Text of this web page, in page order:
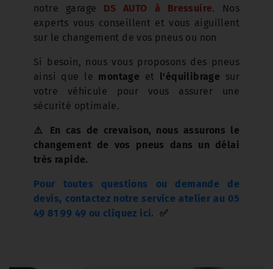
notre garage DS AUTO à Bressuire. Nos
experts vous conseillent et vous aiguillent
sur le changement de vos pneus ou non
Si besoin, nous vous proposons des pneus
ainsi que le montage et l'équilibrage sur
votre véhicule pour vous assurer une
sécurité optimale.
⚠️ En cas de crevaison, nous assurons le
changement de vos pneus dans un délai
très rapide.
Pour toutes questions ou demande de
devis, contactez notre service atelier au 05
49 81 99 49 ou cliquez ici.
✅